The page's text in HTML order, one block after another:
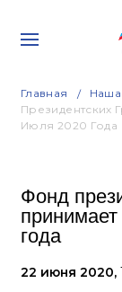
Главная Наша
Президентских
Июля 2020 Года
Фонд
года
22 июня 2020,